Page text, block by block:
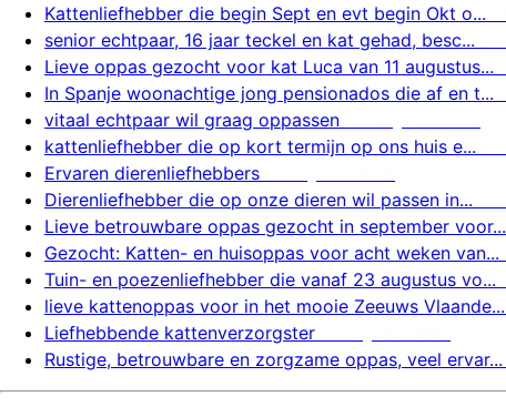
Kattenliefhebber die begin Sept en evt begin Okt o...
senior echtpaar, 16 jaar teckel en kat gehad, besc...
Lieve oppas gezocht voor kat Luca van 11 augustus...
In Spanje woonachtige jong pensionados die af en t...
vitaal echtpaar wil graag oppassen
kattenliefhebber die op kort termijn op ons huis e...
Ervaren dierenliefhebbers
Dierenliefhebber die op onze dieren wil passen in...
Lieve betrouwbare oppas gezocht in september voor...
Gezocht: Katten- en huisoppas voor acht weken van...
Tuin- en poezenliefhebber die vanaf 23 augustus vo...
lieve kattenoppas voor in het mooie Zeeuws Vlaande...
Liefhebbende kattenverzorgster
Rustige, betrouwbare en zorgzame oppas, veel ervar...